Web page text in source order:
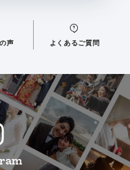
声 よくあるご質問